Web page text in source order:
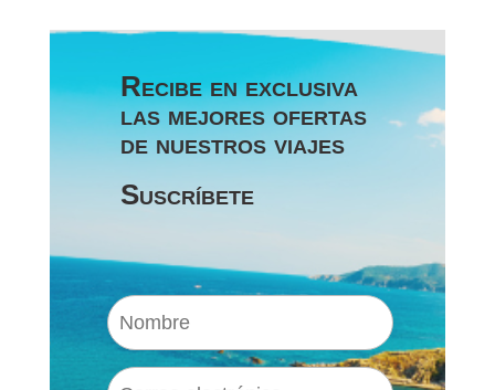
Recibe en exclusiva
las mejores ofertas
de nuestros viajes
Suscríbete